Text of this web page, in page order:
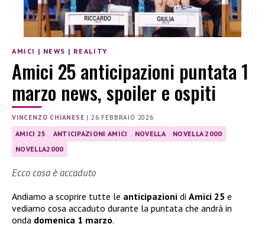
AMICI | NEWS | REALITY
Amici 25 anticipazioni puntata 1
marzo news, spoiler e ospiti
VINCENZO CHIANESE |26 FEBBRAIO 2026
AMICI 25 ANTICIPAZIONI AMICI NOVELLA
NOVELLA 2000
NOVELLA2000
Ecco cosa è accaduto
Andiamo a scoprire tutte le anticipazioni di Amici 25 e
vediamo cosa accaduto durante la puntata che andrà in
onda domenica 1 marzo.